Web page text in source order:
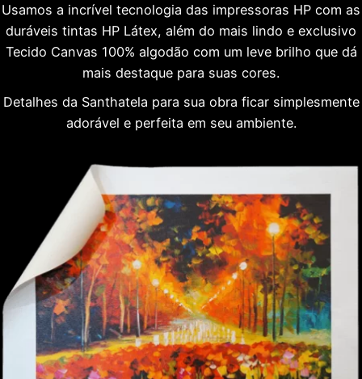
Usamos a incrível tecnologia das impressoras HP com as
duráveis tintas HP Látex, além do mais lindo e exclusivo
Tecido Canvas 100% algodão com um leve brilho que dá
mais destaque para suas cores.
Detalhes da Santhatela para sua obra ficar simplesmente
adorável e perfeita em seu ambiente.